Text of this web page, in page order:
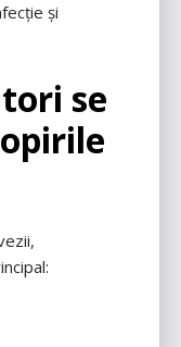
și
se